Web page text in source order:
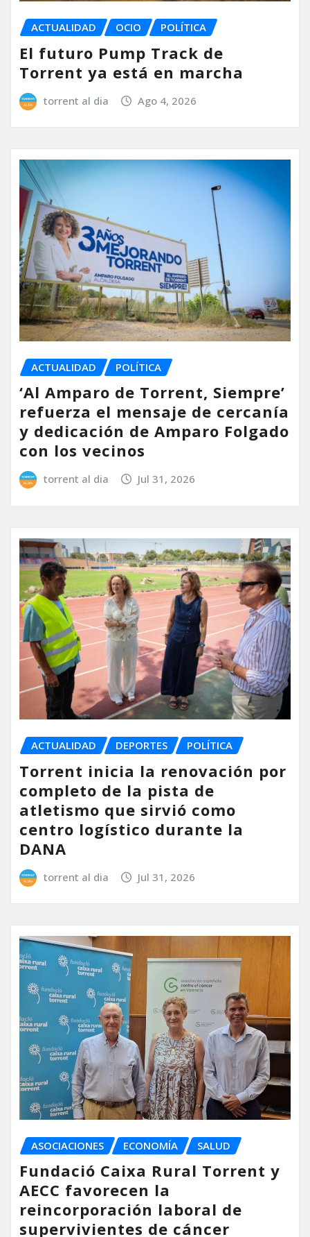
ACTUALIDAD OCIO POLÍTICA
El futuro Pump Track de
Torrent ya está en marcha
torrent al dia Ago 4, 2026
ACTUALIDAD POLÍTICA
‘Al Amparo de Torrent, Siempre’
refuerza el mensaje de cercanía
y dedicación de Amparo Folgado
con los vecinos
torrent al dia Jul 31, 2026
ACTUALIDAD DEPORTES POLÍTICA
Torrent inicia la renovación por
completo de la pista de
atletismo que sirvió como
centro logístico durante la
DANA
torrent al dia Jul 31, 2026
ASOCIACIONES ECONOMÍA SALUD
Fundació Caixa Rural Torrent y
AECC favorecen la
reincorporación laboral de
supervivientes de cáncer